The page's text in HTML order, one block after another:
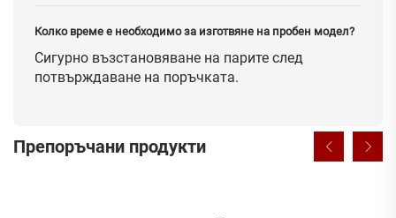
Колко време е необходимо за изготвяне на пробен модел?
Сигурно възстановяване на парите след
потвърждаване на поръчката.
Препоръчани продукти